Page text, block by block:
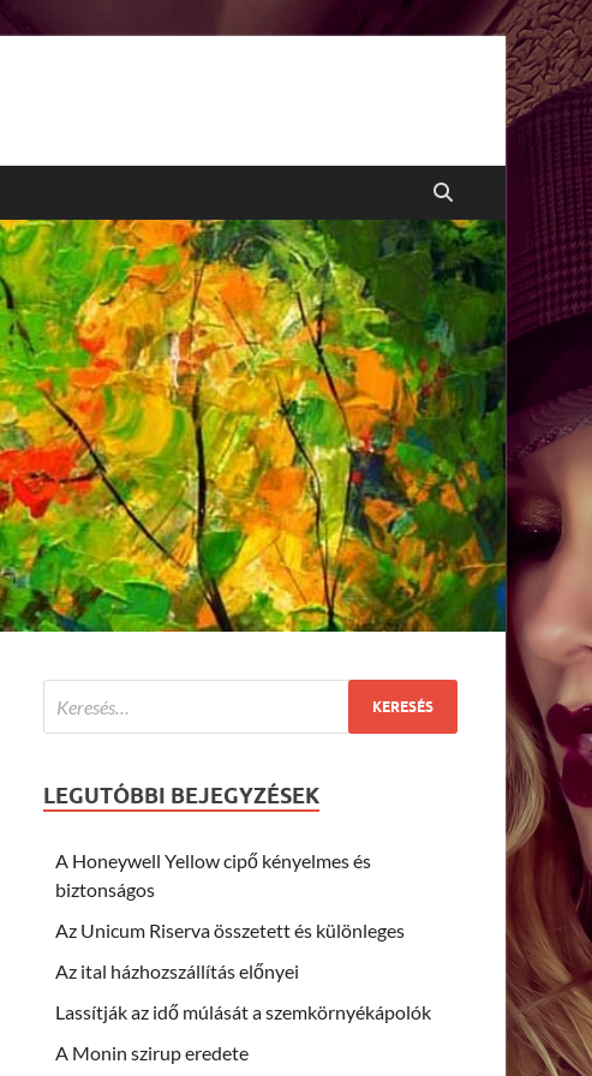
LEGUTÓBBI BEJEGYZÉSEK
A Honeywell Yellow cipő kényelmes és
biztonságos
Az Unicum Riserva összetett és különleges
Az ital házhozszállítás előnyei
Lassítják az idő múlását a szemkörnyékápolók
A Monin szirup eredete